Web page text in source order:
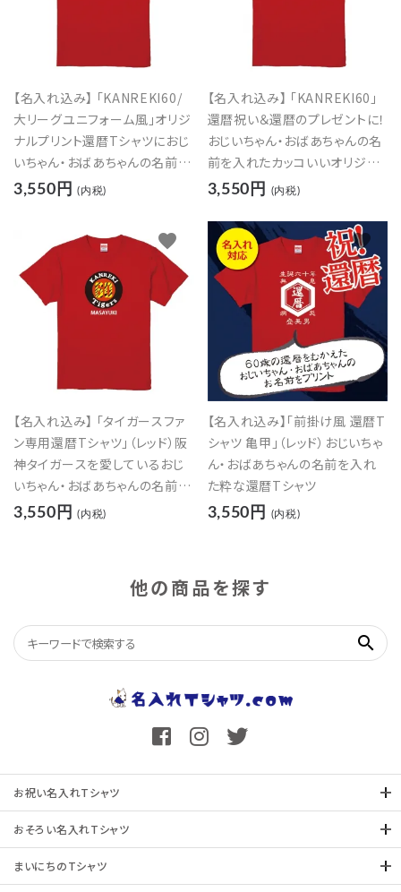
【名入れ込み】 「KANREKI60/
大リーグユニフォーム風」オリジ
ナルプリント還暦Tシャツにおじ
いちゃん・おばあちゃんの名前を
入れたカッコイイTシャツの贈り
3,550円 (内税)
【名入れ込み】 「KANREKI60」
還暦祝い＆還暦のプレゼントに！
おじいちゃん・おばあちゃんの名
前を入れたカッコいいオリジナ
ルプリントTシャツの贈り物
3,550円 (内税)
【名入れ込み】 「タイガースファ
ン専用還暦Tシャツ」（レッド）阪
神タイガースを愛しているおじ
いちゃん・おばあちゃんの名前を
入れた還暦Tシャツ
3,550円 (内税)
favorite
【名入れ込み】「前掛け風 還暦T
シャツ 亀甲」（レッド）おじいちゃ
ん・おばあちゃんの名前を入れ
た粋な還暦Tシャツ
3,550円 (内税)
favorite
他の商品を探す
search
お祝い名入れTシャツ
おそろい名入れTシャツ
まいにちのTシャツ